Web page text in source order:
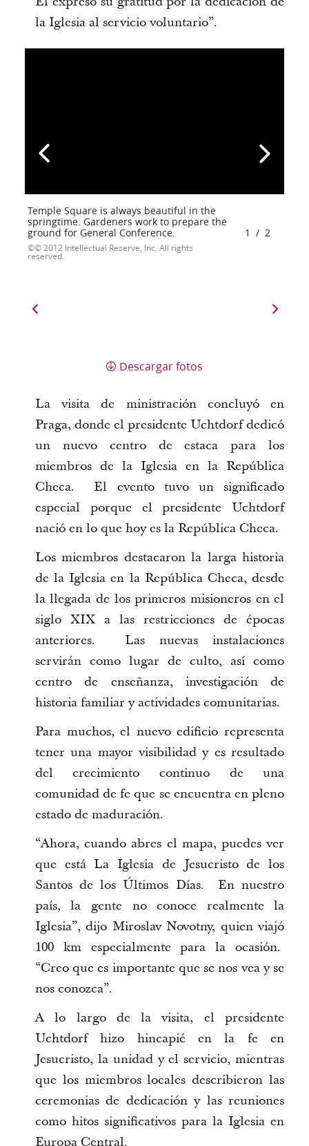
la Iglesia al servicio voluntario”.
Temple Square is always beautiful in the
springtime. Gardeners work to prepare the
ground for General Conference.
© 2012 Intellectual Reserve, Inc. All rights
reserved.
1 / 2
Descargar fotos
La visita de ministración concluyó en
Praga, donde el presidente Uchtdorf dedicó
un nuevo centro de estaca para los
miembros de la Iglesia en la República
Checa. El evento tuvo un significado
especial porque el presidente Uchtdorf
nació en lo que hoy es la República Checa.
Los miembros destacaron la larga historia
de la Iglesia en la República Checa, desde
la llegada de los primeros misioneros en el
siglo XIX a las restricciones de épocas
anteriores. Las nuevas instalaciones
servirán como lugar de culto, así como
centro de enseñanza, investigación de
historia familiar y actividades comunitarias.
Para muchos, el nuevo edificio representa
tener una mayor visibilidad y es resultado
del crecimiento continuo de una
comunidad de fe que se encuentra en pleno
estado de maduración.
“Ahora, cuando abres el mapa, puedes ver
que está La Iglesia de Jesucristo de los
Santos de los Últimos Días. En nuestro
país, la gente no conoce realmente la
Iglesia”, dijo Miroslav Novotny, quien viajó
100 km especialmente para la ocasión.
“Creo que es importante que se nos vea y se
nos conozca”.
A lo largo de la visita, el presidente
Uchtdorf hizo hincapié en la fe en
Jesucristo, la unidad y el servicio, mientras
que los miembros locales describieron las
ceremonias de dedicación y las reuniones
como hitos significativos para la Iglesia en
Europa Central.